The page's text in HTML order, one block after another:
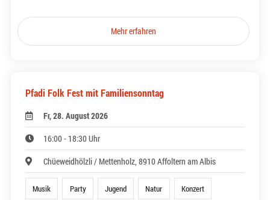
Mehr erfahren
Pfadi Folk Fest mit Familiensonntag
Fr, 28. August 2026
16:00 - 18:30 Uhr
Chüeweidhölzli / Mettenholz, 8910 Affoltern am Albis
Musik Party Jugend Natur Konzert